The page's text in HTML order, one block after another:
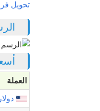
تحويل
العملة